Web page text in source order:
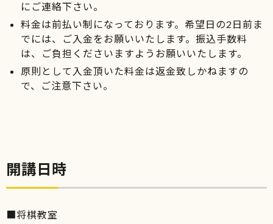
にご連絡下さい。
料金は前払い制になっております。希望日の2日前ま
でには、ご入金をお願いいたします。振込手数料
は、ご負担くださいますようお願いいたします。
原則として入金頂いた料金は返金致しかねますの
で、ご注意下さい。
開講日時
■将棋教室